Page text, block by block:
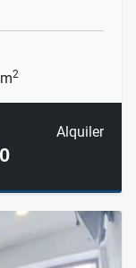
2
Alquiler